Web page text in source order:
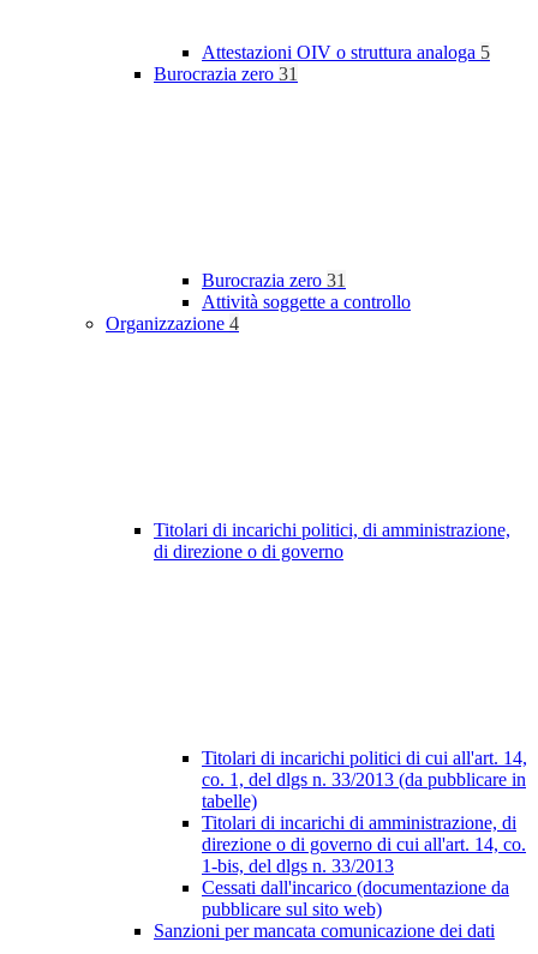
Attestazioni OIV o struttura analoga 5
Burocrazia zero 31
Burocrazia zero 31
Attività soggette a controllo
Organizzazione 4
Titolari di incarichi politici, di amministrazione,
di direzione o di governo
Titolari di incarichi politici di cui all'art. 14,
co. 1, del dlgs n. 33/2013 (da pubblicare in
tabelle)
Titolari di incarichi di amministrazione, di
direzione o di governo di cui all'art. 14, co.
1-bis, del dlgs n. 33/2013
Cessati dall'incarico (documentazione da
pubblicare sul sito web)
Sanzioni per mancata comunicazione dei dati